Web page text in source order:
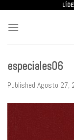
content
especiales06
Published Agosto 27,